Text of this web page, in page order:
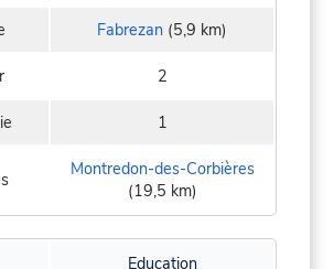
Fabrezan (5,9 km)
2
1
Montredon-des-Corbières
(19,5 km)
Education